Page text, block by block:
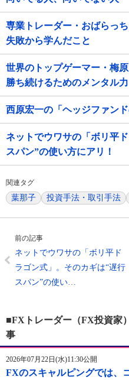
専業トレーダー・おばらっ
失敗から学んだこと
世界のトップゲーマー・梅
勝ち続けるためのメンタル力
西原宏一の「ヘッジファンド
ネットでウワサの「ボリ平
スパン”の使い方にアリ！
関連タグ
葉那子 投資手法・取引手法
前の記事
ネットでウワサの「ボリ平ド
ラゴン式」。そのカギは“遅行
スパン”の使い…
■FXトレーダー（FX投資家
事
2026年07月22日(水)11:30公開
FXのスキャルピングでは、